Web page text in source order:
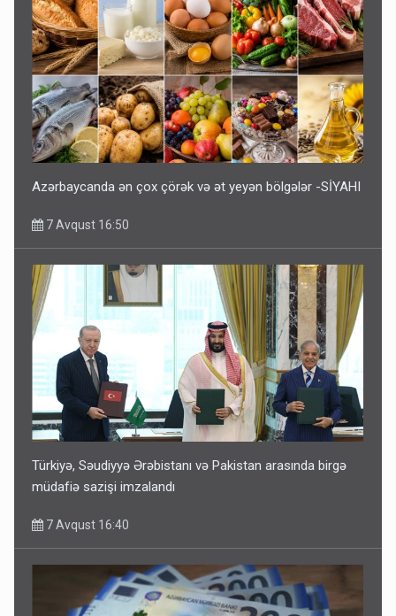
Azərbaycanda ən çox çörək və ət yeyən bölgələr -SİYAHI
7 Avqust 16:50
Türkiyə, Səudiyyə Ərəbistanı və Pakistan arasında birgə
müdafiə sazişi imzalandı
7 Avqust 16:40